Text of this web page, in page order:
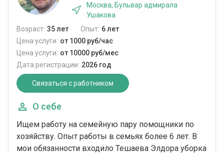
Москва, Бульвар адмирала
Ушакова
Возраст: 35 лет Опыт: 6 лет
Цена услуги: от 1000 руб/час
Цена услуги: от 10000 руб/мес
Дата регистрации: 2026 год
Связаться с работником
О себе
Ищем работу на семейную пару помощники по
хозяйству. Опыт работы в семьях более 6 лет. В
мои обязанности входило Тешаева Элдора уборка